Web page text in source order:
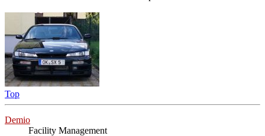
Top
Demio
Facility Management